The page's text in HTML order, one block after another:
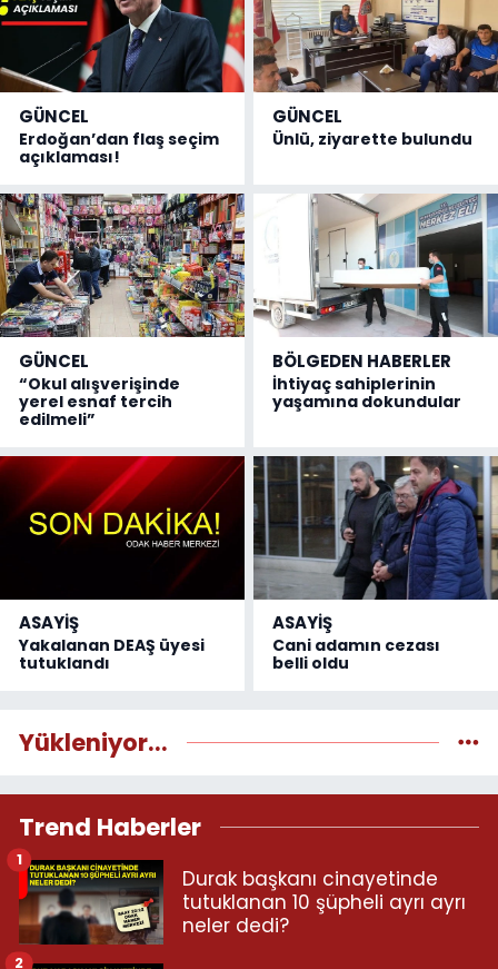
GÜNCEL
Erdoğan’dan flaş seçim
açıklaması!
GÜNCEL
Ünlü, ziyarette bulundu
GÜNCEL
“Okul alışverişinde
yerel esnaf tercih
edilmeli”
BÖLGEDEN HABERLER
İhtiyaç sahiplerinin
yaşamına dokundular
ASAYİŞ
Yakalanan DEAŞ üyesi
tutuklandı
ASAYİŞ
Cani adamın cezası
belli oldu
Yükleniyor...
Trend Haberler
Durak başkanı cinayetinde
tutuklanan 10 şüpheli ayrı ayrı
neler dedi?
1
2